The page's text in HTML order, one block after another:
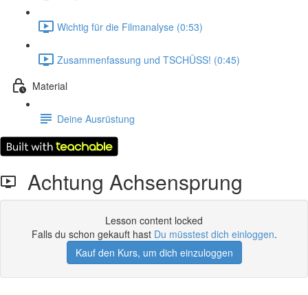
Wichtig für die Filmanalyse (0:53)
Zusammenfassung und TSCHÜSS! (0:45)
Material
Deine Ausrüstung
Achtung Achsensprung
Lesson content locked
Falls du schon gekauft hast Du müsstest dich einloggen.
Kauf den Kurs, um dich einzuloggen